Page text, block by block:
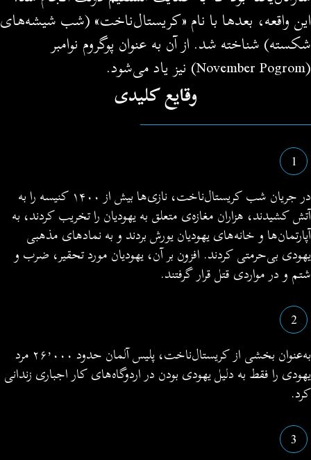
این واقعه، بعدها با نام «کریستال‌ناخت» (شب شیشه‌های
شکسته) شناخته شد. از آن به عنوان پوگروم نوامبر
(November Pogrom) نیز یاد می‌شود.
وقایع کلیدی
1
در جریان شب کریستال‌ناخت، نازی‌ها بیش از ۱۴۰۰ کنیسه را به
آتش کشیدند، هزاران مغازه‌ی متعلق به یهودیان را تخریب کردند، به
آپارتمان‌ها و خانه‌های یهودیان یورش بردند و به نمادهای مذهبی
یهودی بی‌حرمتی کردند. افزون بر آن، یهودیان مورد تحقیر، ضرب و
شتم و در مواردی قتل قرار گرفتند.
2
به‌عنوان بخشی از کریستال‌ناخت، پلیس آلمان حدود ۲۶٬۰۰۰ مرد
یهودی را فقط به دلیل یهودی بودن در اردوگاه‌های کار اجباری زندانی
کرد.
3